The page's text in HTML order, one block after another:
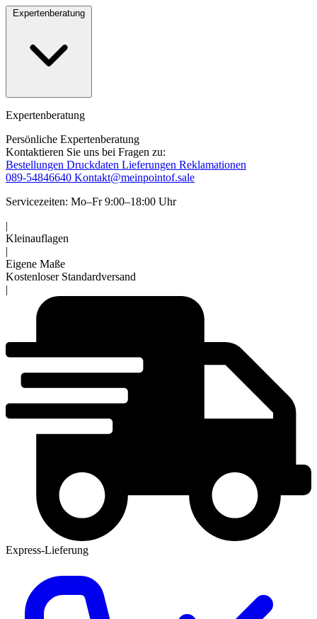
Expertenberatung
Expertenberatung
Persönliche Expertenberatung
Kontaktieren Sie uns bei Fragen zu:
Bestellungen Druckdaten Lieferungen Reklamationen
089-54846640 Kontakt@meinpointof.sale
Servicezeiten: Mo–Fr 9:00–18:00 Uhr
|
Kleinauflagen
|
Eigene Maße
Kostenloser Standardversand
|
Express-Lieferung